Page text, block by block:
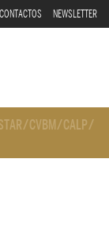
CONTACTOS NEWSLETTER
/CVBM/CALP/